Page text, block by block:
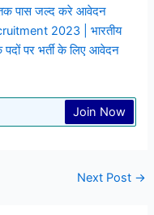
पास जल्द करे आवेदन
2023 | भारतीय
पदों पर भर्ती के लिए आवेदन
Join Now
Next Post →